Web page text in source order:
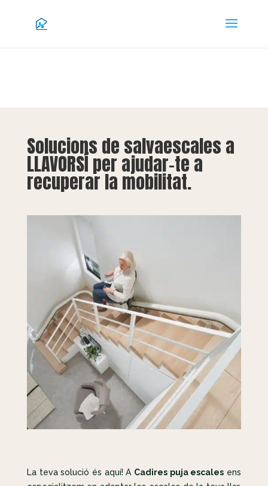
Solucions de salvaescales a
LLAVORSÍ per ajudar-te a
recuperar la mobilitat.
La teva solució és aquí! A Cadires puja escales ens